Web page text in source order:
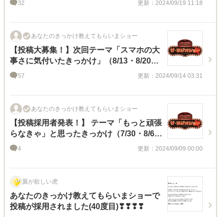
32 更新：2024/09/19 11:18
あなたのきっかけ教えてもらいまショー
【投稿大募集！】次回テーマ「スマホの大
事さに気付いたきっかけ」（8/13・8/20放
送分)
57 更新：2024/09/14 03:31
あなたのきっかけ教えてもらいまショー
【投稿採用者発表！】 テーマ「もっと頑張
らなきゃ」と思ったきっかけ（7/30・8/6放
送)4 更新：2024/09/09 00:00
翼が欲しい虎
あなたのきっかけ教えてもらいまショーで
投稿が採用されました(40度目)❣❣❣❣